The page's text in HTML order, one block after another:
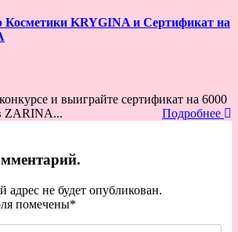
Косметики KRYGINA и Сертификат на
и выиграйте сертификат на 6000
ZARINA...
Подробнее
не будет опубликован.
помечены*